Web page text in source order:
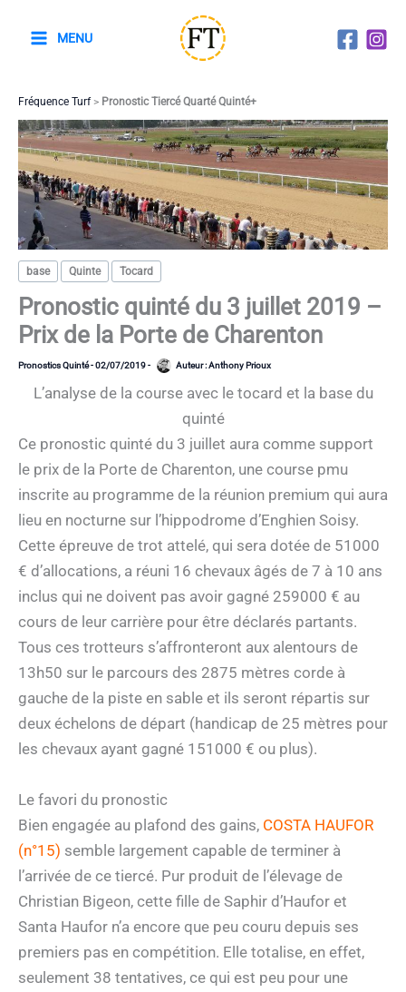
MENU
Fréquence Turf> Pronostic Tiercé Quarté Quinté+
base Quinte Tocard
Pronostic quinté du 3 juillet 2019 –
Prix de la Porte de Charenton
Pronostics Quinté-02/07/2019- Auteur :Anthony Prioux
L’analyse de la course avec le tocard et la base du
quinté
Ce pronostic quinté du 3 juillet aura comme support
le prix de la Porte de Charenton, une course pmu
inscrite au programme de la réunion premium qui aura
lieu en nocturne sur l’hippodrome d’Enghien Soisy.
Cette épreuve de trot attelé, qui sera dotée de 51000
€ d’allocations, a réuni 16 chevaux âgés de 7 à 10 ans
inclus qui ne doivent pas avoir gagné 259000 € au
cours de leur carrière pour être déclarés partants.
Tous ces trotteurs s’affronteront aux alentours de
13h50 sur le parcours des 2875 mètres corde à
gauche de la piste en sable et ils seront répartis sur
deux échelons de départ (handicap de 25 mètres pour
les chevaux ayant gagné 151000 € ou plus).
Le favori du pronostic
Bien engagée au plafond des gains, COSTA HAUFOR
(n°15) semble largement capable de terminer à
l’arrivée de ce tiercé. Pur produit de l’élevage de
Christian Bigeon, cette fille de Saphir d’Haufor et
Santa Haufor n’a encore que peu couru depuis ses
premiers pas en compétition. Elle totalise, en effet,
seulement 38 tentatives, ce qui est peu pour une